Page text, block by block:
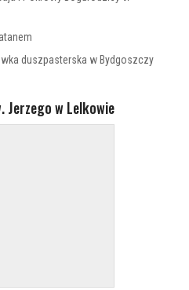
duszpasterska w Bydgoszczy
Jerzego w Lelkowie